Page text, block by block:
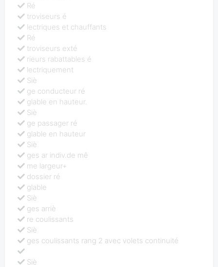
Ré
troviseurs é
lectriques et chauffants
Ré
troviseurs exté
rieurs rabattables é
lectriquement
Siè
ge conducteur ré
glable en hauteur.
Siè
ge passager ré
glable en hauteur
Siè
ges ar indiv.de mê
me largeur+
dossier ré
glable
Siè
ges arriè
re coulissants
Siè
ges coulissants rang 2 avec volets continuité
Siè